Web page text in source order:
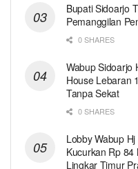
Bupati Sidoarjo
Pemanggilan
0 SHARES
Wabup Sidoarjo
House Lebaran
Tanpa Sekat
0 SHARES
Lobby Wabup
Kucurkan Rp 84
Lingkar Timur